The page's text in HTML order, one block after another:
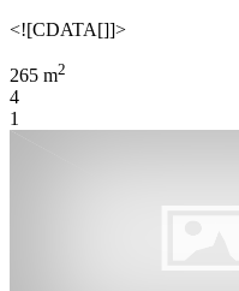
<![CDATA[]]>
265 m2
4
1